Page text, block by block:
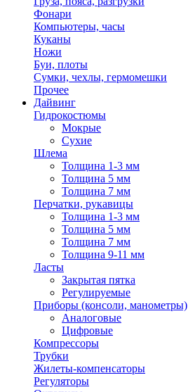
Фонари
Компьютеры, часы
Куканы
Ножи
Буи, плоты
Сумки, чехлы, гермомешки
Прочее
Дайвинг
Гидрокостюмы
Мокрые
Сухие
Шлема
Толщина 1-3 мм
Толщина 5 мм
Толщина 7 мм
Перчатки, рукавицы
Толщина 1-3 мм
Толщина 5 мм
Толщина 7 мм
Толщина 9-11 мм
Ласты
Закрытая пятка
Регулируемые
Приборы (консоли, манометры)
Аналоговые
Цифровые
Компрессоры
Трубки
Жилеты-компенсаторы
Регуляторы